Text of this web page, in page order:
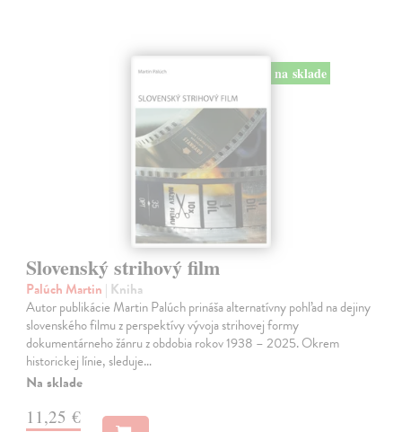
na sklade
Slovenský strihový film
Palúch Martin | Kniha
Autor publikácie Martin Palúch prináša alternatívny pohľad na dejiny
slovenského filmu z perspektívy vývoja strihovej formy
dokumentárneho žánru z obdobia rokov 1938 – 2025. Okrem
historickej línie, sleduje…
Na sklade
11,25 €